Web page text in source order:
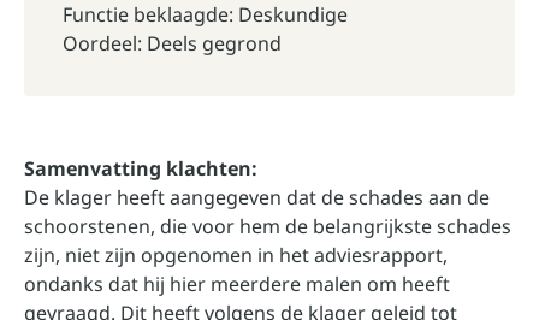
Functie beklaagde: Deskundige
Oordeel: Deels gegrond
Samenvatting klachten:
De klager heeft aangegeven dat de schades aan de
schoorstenen, die voor hem de belangrijkste schades
zijn, niet zijn opgenomen in het adviesrapport,
ondanks dat hij hier meerdere malen om heeft
gevraagd. Dit heeft volgens de klager geleid tot